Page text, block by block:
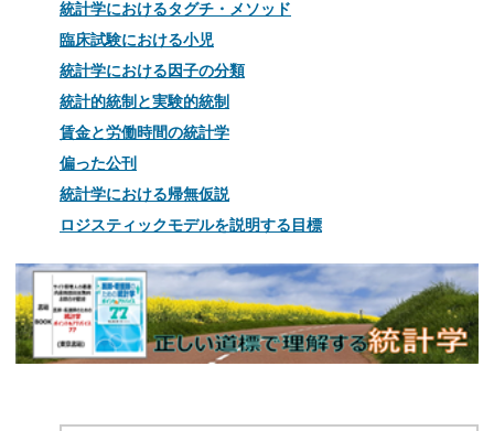
統計学におけるタグチ・メソッド
臨床試験における小児
統計学における因子の分類
統計的統制と実験的統制
賃金と労働時間の統計学
偏った公刊
統計学における帰無仮説
ロジスティックモデルを説明する目標